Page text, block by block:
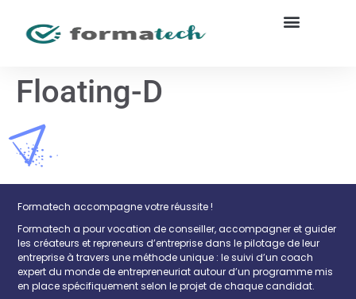
Floating-D
Formatech accompagne votre réussite !
Formatech a pour vocation de conseiller, accompagner et guider
les créateurs et repreneurs d’entreprise dans le pilotage de leur
entreprise à travers une méthode unique : le suivi d’un coach
expert du monde de entrepreneuriat autour d’un programme mis
en place spécifiquement selon le projet de chaque candidat.